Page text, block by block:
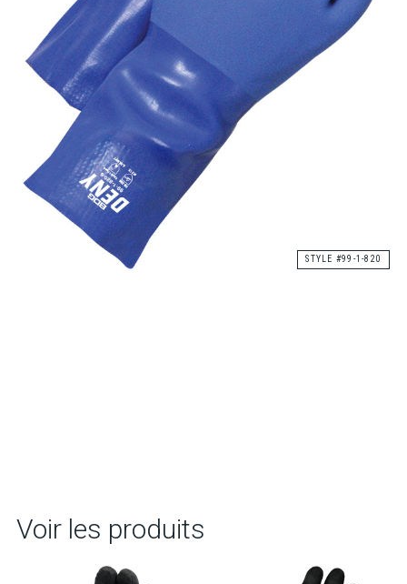
STYLE #99-1-820
Voir les produits